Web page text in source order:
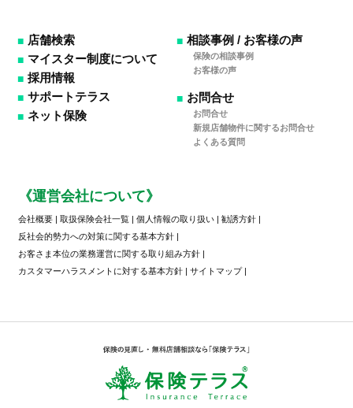
店舗検索
マイスター制度について
採用情報
サポートテラス
ネット保険
相談事例 / お客様の声
保険の相談事例
お客様の声
お問合せ
お問合せ
新規店舗物件に関するお問合せ
よくある質問
《運営会社について》
会社概要| 取扱保険会社一覧| 個人情報の取り扱い| 勧誘方針|
反社会的勢力への対策に関する基本方針|
お客さま本位の業務運営に関する取り組み方針|
カスタマーハラスメントに対する基本方針| サイトマップ|